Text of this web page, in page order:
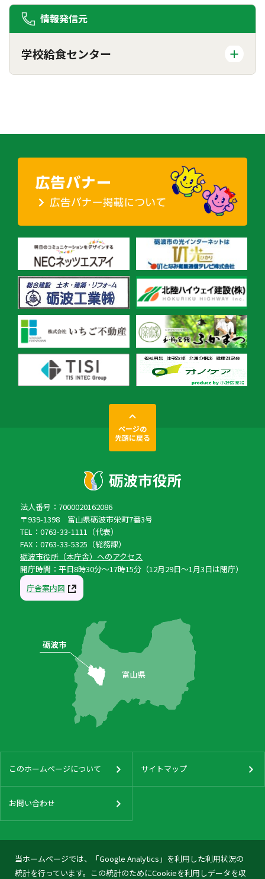
情報発信元
学校給食センター
当ホームページでは、「Google Analytics」を利用した利用状況の
統計を行っています。この統計のためにCookieを利用しデータを収
ページの
先頭に戻る
法人番号：7000020162086
〒939-1398 富山県砺波市栄町7番3号
TEL：0763-33-1111（代表）
FAX：0763-33-5325（総務課）
砺波市役所（本庁舎）へのアクセス
開庁時間：平日8時30分〜17時15分（12月29日〜1月3日は閉庁）
庁舎案内図
このホームページについて サイトマップ
お問い合わせ